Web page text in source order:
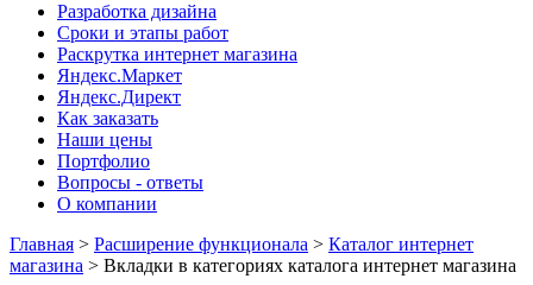
Разработка дизайна
Сроки и этапы работ
Раскрутка интернет магазина
Яндекс.Маркет
Яндекс.Директ
Как заказать
Наши цены
Портфолио
Вопросы - ответы
О компании
Главная > Расширение функционала > Каталог интернет
магазина > Вкладки в категориях каталога интернет магазина